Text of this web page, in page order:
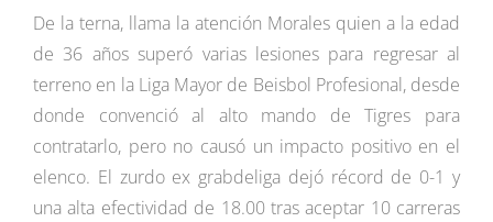
De la terna, llama la atención Morales quien a la edad
de 36 años superó varias lesiones para regresar al
terreno en la Liga Mayor de Beisbol Profesional, desde
donde convenció al alto mando de Tigres para
contratarlo, pero no causó un impacto positivo en el
elenco. El zurdo ex grabdeliga dejó récord de 0-1 y
una alta efectividad de 18.00 tras aceptar 10 carreras